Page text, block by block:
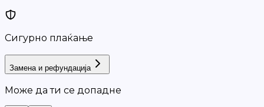
Сигурно плаќање
Замена и рефундација
Може да ти се допадне